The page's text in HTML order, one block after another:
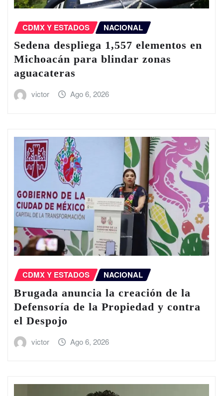
CDMX Y ESTADOS NACIONAL
Sedena despliega 1,557 elementos en
Michoacán para blindar zonas
aguacateras
victor Ago 6, 2026
CDMX Y ESTADOS NACIONAL
Brugada anuncia la creación de la
Defensoría de la Propiedad y contra
el Despojo
victor Ago 6, 2026